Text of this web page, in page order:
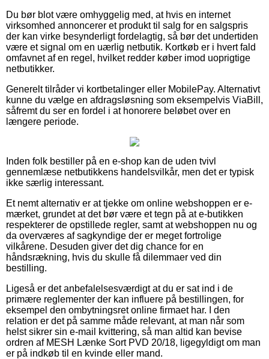
Du bør blot være omhyggelig med, at hvis en internet
virksomhed annoncerer et produkt til salg for en salgspris
der kan virke besynderligt fordelagtig, så bør det undertiden
være et signal om en uærlig netbutik. Kortkøb er i hvert fald
omfavnet af en regel, hvilket redder køber imod uoprigtige
netbutikker.
Generelt tilråder vi kortbetalinger eller MobilePay. Alternativt
kunne du vælge en afdragsløsning som eksempelvis ViaBill,
såfremt du ser en fordel i at honorere beløbet over en
længere periode.
Inden folk bestiller på en e-shop kan de uden tvivl
gennemlæse netbutikkens handelsvilkår, men det er typisk
ikke særlig interessant.
Et nemt alternativ er at tjekke om online webshoppen er e-
mærket, grundet at det bør være et tegn på at e-butikken
respekterer de opstillede regler, samt at webshoppen nu og
da overværes af sagkyndige der er meget fortrolige
vilkårene. Desuden giver det dig chance for en
håndsrækning, hvis du skulle få dilemmaer ved din
bestilling.
Ligeså er det anbefalelsesværdigt at du er sat ind i de
primære reglementer der kan influere på bestillingen, for
eksempel den ombytningsret online firmaet har. I den
relation er det på samme måde relevant, at man når som
helst sikrer sin e-mail kvittering, så man altid kan bevise
ordren af MESH Lænke Sort PVD 20/18, ligegyldigt om man
er på indkøb til en kvinde eller mand.